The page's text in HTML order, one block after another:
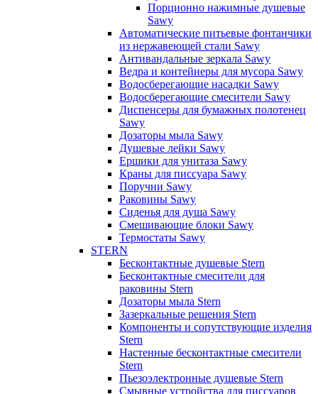
Порционно нажимные душевые
Sawy
Автоматические питьевые фонтанчики
из нержавеющей стали Sawy
Антивандальные зеркала Sawy
Ведра и контейнеры для мусора Sawy
Водосберегающие насадки Sawy
Водосберегающие смесители Sawy
Диспенсеры для бумажных полотенец
Sawy
Дозаторы мыла Sawy
Душевые лейки Sawy
Ершики для унитаза Sawy
Краны для писсуара Sawy
Поручни Sawy
Раковины Sawy
Сиденья для душа Sawy
Смешивающие блоки Sawy
Термостаты Sawy
STERN
Бесконтактные душевые Stern
Бесконтактные смесители для
раковины Stern
Дозаторы мыла Stern
Зазеркальные решения Stern
Компоненты и сопутствующие изделия
Stern
Настенные бесконтактные смесители
Stern
Пьезоэлектронные душевые Stern
Смывные устройства для писсуаров